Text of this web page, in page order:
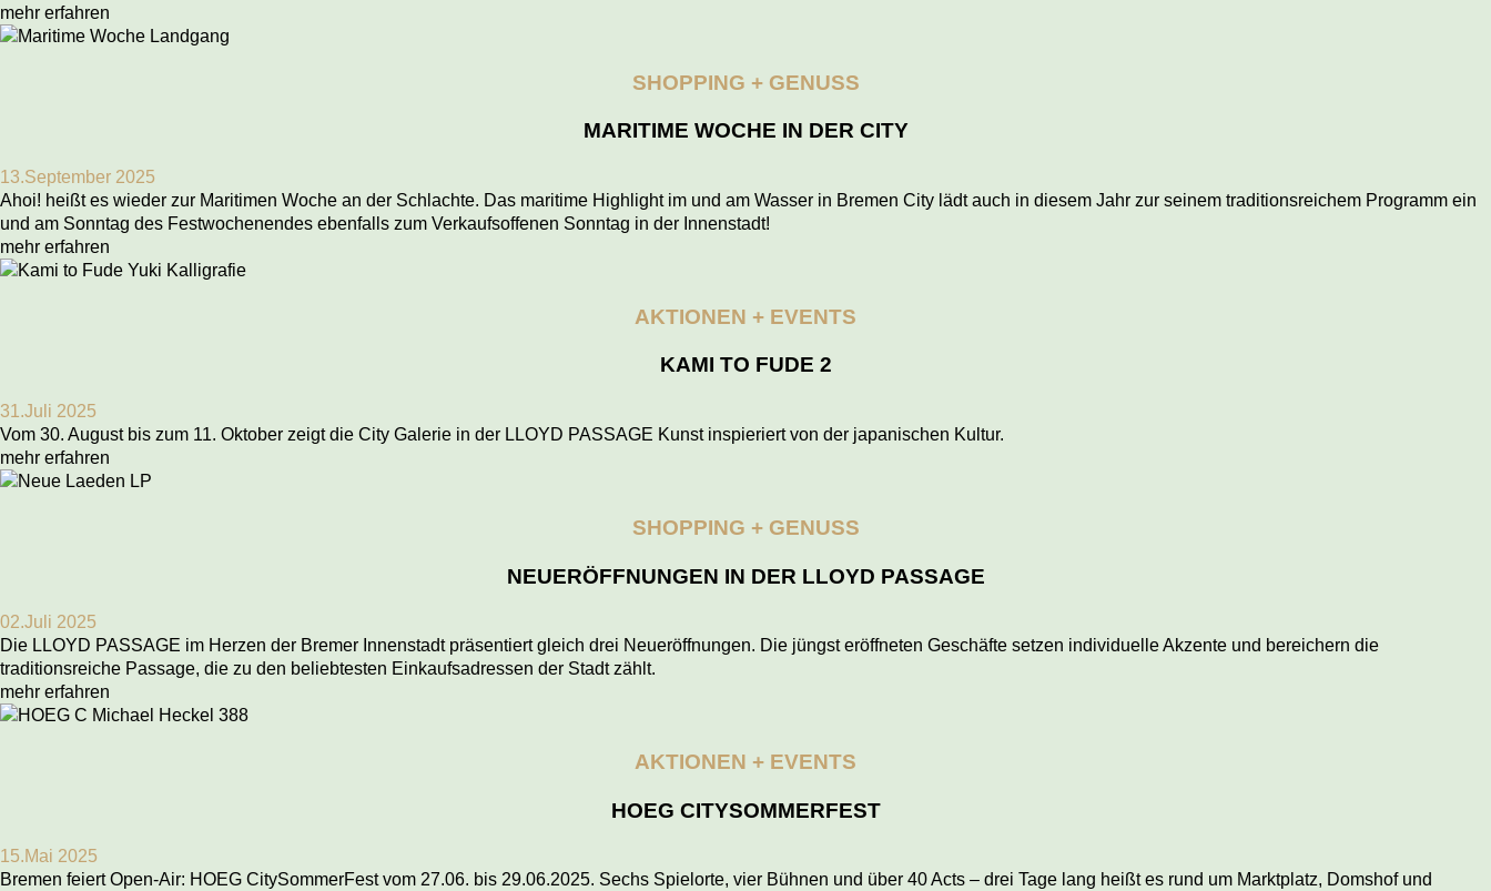
mehr erfahren
SHOPPING + GENUSS
MARITIME WOCHE IN DER CITY
13.September 2025
Ahoi! heißt es wieder zur Maritimen Woche an der Schlachte. Das maritime Highlight im und am Wasser in Bremen City lädt auch in diesem Jahr zur seinem traditionsreichem Programm ein
und am Sonntag des Festwochenendes ebenfalls zum Verkaufsoffenen Sonntag in der Innenstadt!
mehr erfahren
AKTIONEN + EVENTS
KAMI TO FUDE 2
31.Juli 2025
Vom 30. August bis zum 11. Oktober zeigt die City Galerie in der LLOYD PASSAGE Kunst inspieriert von der japanischen Kultur.
mehr erfahren
SHOPPING + GENUSS
NEUERÖFFNUNGEN IN DER LLOYD PASSAGE
02.Juli 2025
Die LLOYD PASSAGE im Herzen der Bremer Innenstadt präsentiert gleich drei Neueröffnungen. Die jüngst eröffneten Geschäfte setzen individuelle Akzente und bereichern die
traditionsreiche Passage, die zu den beliebtesten Einkaufsadressen der Stadt zählt.
mehr erfahren
AKTIONEN + EVENTS
HOEG CITYSOMMERFEST
15.Mai 2025
Bremen feiert Open-Air: HOEG CitySommerFest vom 27.06. bis 29.06.2025. Sechs Spielorte, vier Bühnen und über 40 Acts – drei Tage lang heißt es rund um Marktplatz, Domshof und